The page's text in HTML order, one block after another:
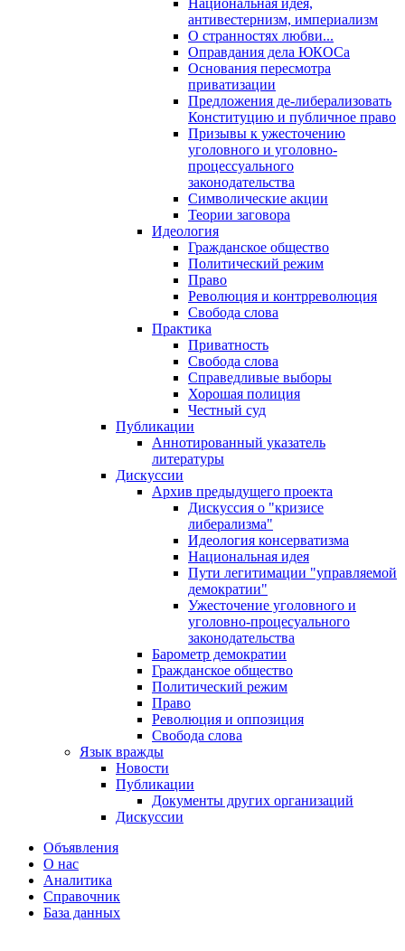
Национальная идея,
антивестернизм, империализм
О странностях любви...
Оправдания дела ЮКОСа
Основания пересмотра
приватизации
Предложения де-либерализовать
Конституцию и публичное право
Призывы к ужесточению
уголовного и уголовно-
процессуального
законодательства
Символические акции
Теории заговора
Идеология
Гражданское общество
Политический режим
Право
Революция и контрреволюция
Свобода слова
Практика
Приватность
Свобода слова
Справедливые выборы
Хорошая полиция
Честный суд
Публикации
Аннотированный указатель
литературы
Дискуссии
Архив предыдущего проекта
Дискуссия о "кризисе
либерализма"
Идеология консерватизма
Национальная идея
Пути легитимации "управляемой
демократии"
Ужесточение уголовного и
уголовно-процесуального
законодательства
Барометр демократии
Гражданское общество
Политический режим
Право
Революция и оппозиция
Свобода слова
Язык вражды
Новости
Публикации
Документы других организаций
Дискуссии
Объявления
О нас
Аналитика
Справочник
База данных